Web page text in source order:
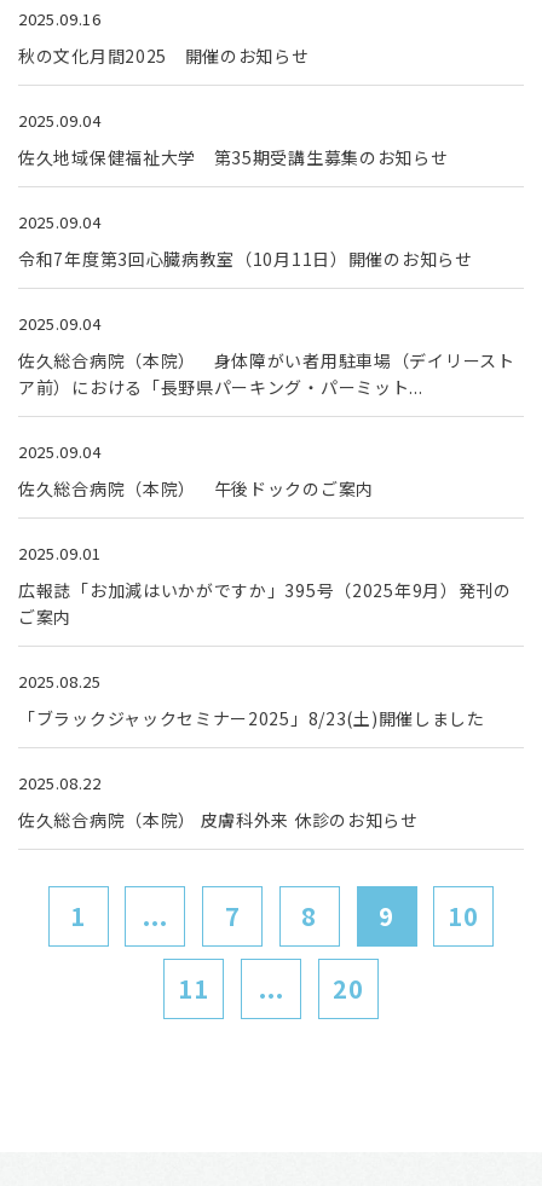
2025.09.16
秋の文化月間2025 開催のお知らせ
2025.09.04
佐久地域保健福祉大学 第35期受講生募集のお知らせ
2025.09.04
令和7年度第3回心臓病教室（10月11日）開催のお知らせ
2025.09.04
佐久総合病院（本院） 身体障がい者用駐車場（デイリースト
ア前）における「長野県パーキング・パーミット...
2025.09.04
佐久総合病院（本院） 午後ドックのご案内
2025.09.01
広報誌「お加減はいかがですか」395号（2025年9月）発刊の
ご案内
2025.08.25
「ブラックジャックセミナー2025」8/23(土)開催しました
2025.08.22
佐久総合病院（本院） 皮膚科外来 休診のお知らせ
1 ... 7 8 9 10
11 ... 20